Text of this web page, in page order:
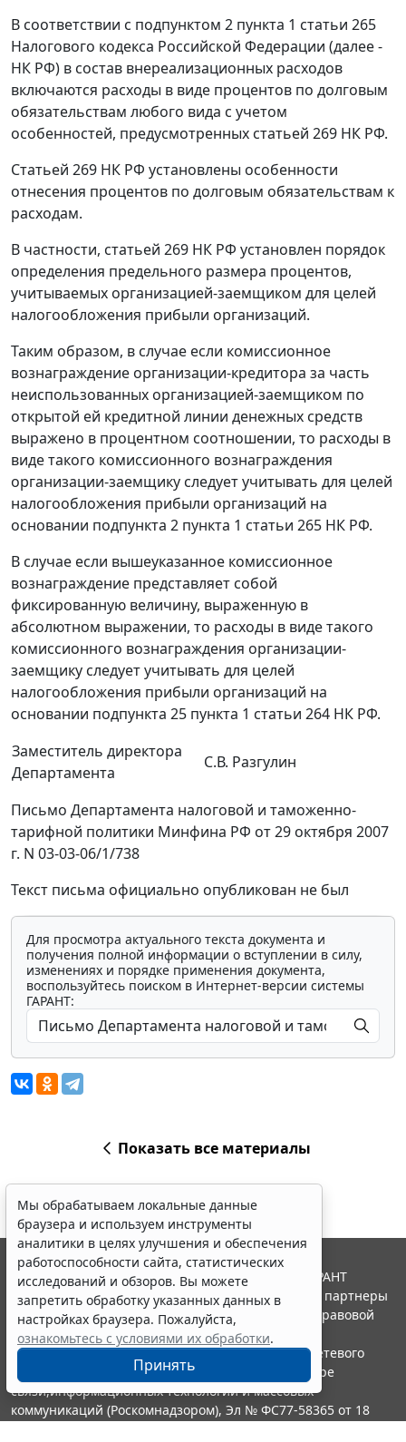
В соответствии с подпунктом 2 пункта 1 статьи 265
Налогового кодекса Российской Федерации (далее -
НК РФ) в состав внереализационных расходов
включаются расходы в виде процентов по долговым
обязательствам любого вида с учетом
особенностей, предусмотренных статьей 269 НК РФ.
Статьей 269 НК РФ установлены особенности
отнесения процентов по долговым обязательствам к
расходам.
В частности, статьей 269 НК РФ установлен порядок
определения предельного размера процентов,
учитываемых организацией-заемщиком для целей
налогообложения прибыли организаций.
Таким образом, в случае если комиссионное
вознаграждение организации-кредитора за часть
неиспользованных организацией-заемщиком по
открытой ей кредитной линии денежных средств
выражено в процентном соотношении, то расходы в
виде такого комиссионного вознаграждения
организации-заемщику следует учитывать для целей
налогообложения прибыли организаций на
основании подпункта 2 пункта 1 статьи 265 НК РФ.
В случае если вышеуказанное комиссионное
вознаграждение представляет собой
фиксированную величину, выраженную в
абсолютном выражении, то расходы в виде такого
комиссионного вознаграждения организации-
заемщику следует учитывать для целей
налогообложения прибыли организаций на
основании подпункта 25 пункта 1 статьи 264 НК РФ.
Заместитель директора
Департамента
С.В. Разгулин
Письмо Департамента налоговой и таможенно-
тарифной политики Минфина РФ от 29 октября 2007
г. N 03-03-06/1/738
Текст письма официально опубликован не был
Для просмотра актуального текста документа и
получения полной информации о вступлении в силу,
изменениях и порядке применения документа,
воспользуйтесь поиском в Интернет-версии системы
ГАРАНТ:
Показать все материалы
Мы обрабатываем локальные данные
браузера и используем инструменты
аналитики в целях улучшения и обеспечения
работоспособности сайта, статистических
исследований и обзоров. Вы можете
запретить обработку указанных данных в
настройках браузера. Пожалуйста,
ознакомьтесь с условиями их обработки.
Принять
© ООО "НПП "ГАРАНТ-СЕРВИС", 2026. Система ГАРАНТ
выпускается с 1990 года. Компания "Гарант" и ее партнеры
являются участниками Российской ассоциации правовой
информации ГАРАНТ.
Портал ГАРАНТ.РУ зарегистрирован в качестве сетевого
издания Федеральной службой по надзору в сфере
связи,информационных технологий и массовых
коммуникаций (Роскомнадзором), Эл № ФС77-58365 от 18